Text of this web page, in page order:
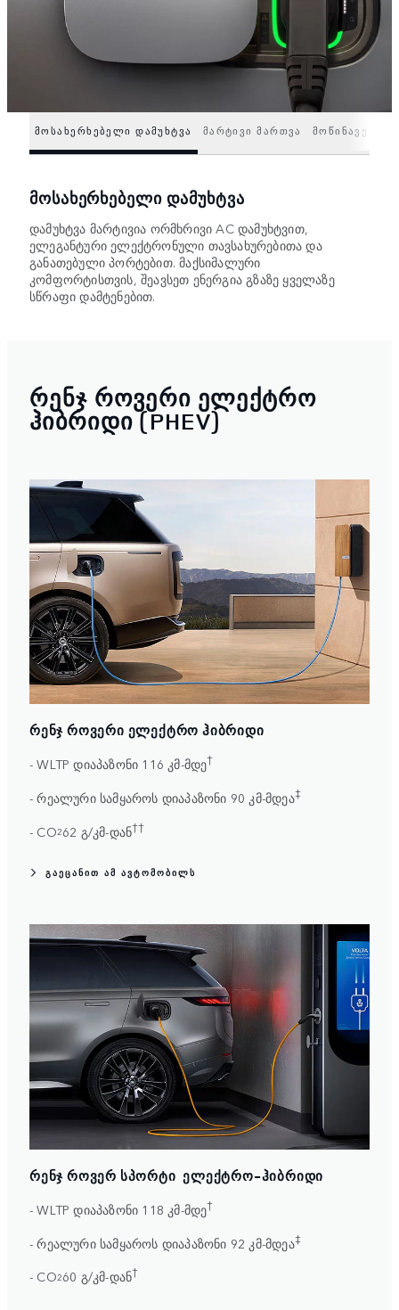
ᲛᲝᲡᲐᲮᲔᲠᲮᲔᲑᲔᲚᲘ ᲓᲐᲛᲣᲮᲢᲕᲐ ᲛᲐᲠᲢᲘᲕᲘ ᲛᲐᲠᲗᲕᲐ ᲛᲝᲬᲘᲜᲐᲕᲔ
ᲛᲝᲡᲐᲮᲔᲠᲮᲔᲑᲔᲚᲘ ᲓᲐᲛᲣᲮᲢᲕᲐ
დამუხტვა მარტივია ორმხრივი AC დამუხტვით,
ელეგანტური ელექტრონული თავსახურებითა და
განათებული პორტებით. მაქსიმალური
კომფორტისთვის, შეავსეთ ენერგია გზაზე ყველაზე
სწრაფი დამტენებით.
ᲠᲔᲜᲯ ᲠᲝᲕᲔᲠᲘ ᲔᲚᲔᲥᲢᲠᲝ
ᲰᲘᲑᲠᲘᲓᲘ (PHEV)
ᲠᲔᲜᲯ ᲠᲝᲕᲔᲠᲘ ᲔᲚᲔᲥᲢᲠᲝ ᲰᲘᲑᲠᲘᲓᲘ
- WLTP დიაპაზონი 116 კმ-მდე†
- რეალური სამყაროს დიაპაზონი 90 კმ-მდეა‡
- CO262 გ/კმ-დან††
ᲒᲐᲔᲪᲐᲜᲘᲗ ᲐᲛ ᲐᲕᲢᲝᲛᲝᲑᲘᲚᲡ
ᲠᲔᲜᲯ ᲠᲝᲕᲔᲠ ᲡᲞᲝᲠᲢᲘ ᲔᲚᲔᲥᲢᲠᲝ-ᲰᲘᲑᲠᲘᲓᲘ
- WLTP დიაპაზონი 118 კმ-მდე†
- რეალური სამყაროს დიაპაზონი 92 კმ-მდეა‡
- CO260 გ/კმ-დან†